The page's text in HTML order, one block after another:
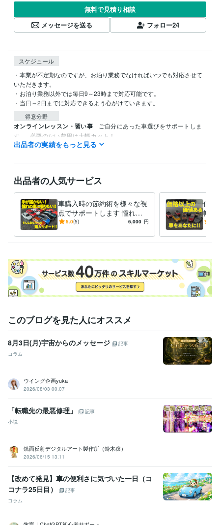
無料で見積り相談
メッセージを送る
フォロー24
スケジュール
・本業が不定期なのですが、お泊り業務でなければいつでも対応させて
いただきます。
・お泊り業務以外では毎日9～23時まで対応可能です。
・当日～2日までに対応できるよう心がけていきます。
得意分野
オンラインレッスン・習い事
ご自分にあった車選びをサポートしま
す。
必要のない費用は大幅カット！
ココナラ 車 車選び 節約 カーライフ
出品者の実績をもっと見る
出品者の人気サービス
車購入時の節約術を様々な視
点でサポートします 憧れの
車に手が届かない・費用を抑
へ。
5.0(5) 6,000 円
価格
幅広
を見
ト
このブログを見た人にオススメ
8月3日(月)宇宙からのメッセージ
記事
コラム
ウイング企画yuka
2026/08/03 00:07
「転職先の最悪修理」
記事
小説
鏡面反射デジタルアート製作所（鈴木穣）
2026/06/15 13:11
【改めて発見】車の便利さに気づいた一日（コ
コナラ25日目）
記事
コラム